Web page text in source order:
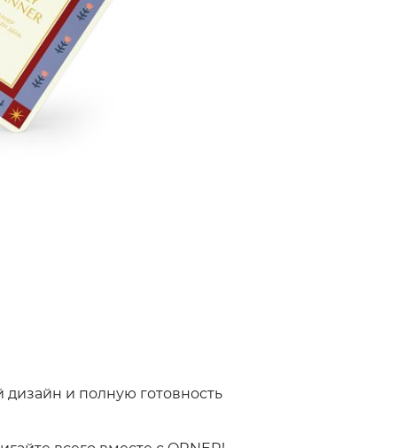
и полную готовность